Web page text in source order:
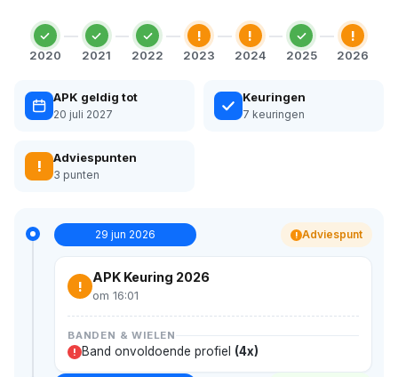
2020 2021 2022
!
2023
!
2024 2025
!
2026
APK geldig tot
20 juli 2027
Keuringen
7 keuringen
! Adviespunten
3 punten
29 jun 2026 ! Adviespunt
!
APK Keuring 2026
om 16:01
BANDEN & WIELEN
! Band onvoldoende profiel (4x)